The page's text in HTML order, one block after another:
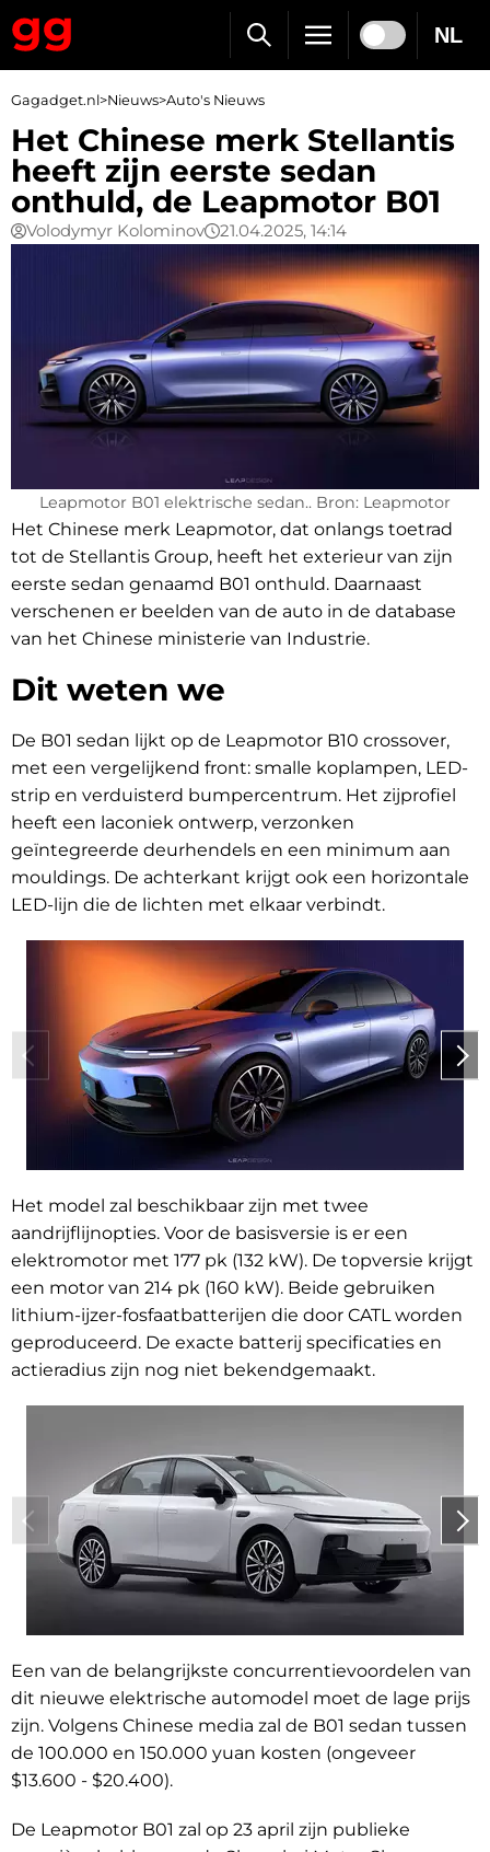
NL
Gagadget.nl>Nieuws>Auto's Nieuws
Het Chinese merk Stellantis
heeft zijn eerste sedan
onthuld, de Leapmotor B01
Volodymyr Kolominov 21.04.2025, 14:14
Leapmotor B01 elektrische sedan.. Bron: Leapmotor
Het Chinese merk Leapmotor, dat onlangs toetrad
tot de Stellantis Group, heeft het exterieur van zijn
eerste sedan genaamd B01 onthuld. Daarnaast
verschenen er beelden van de auto in de database
van het Chinese ministerie van Industrie.
Dit weten we
De B01 sedan lijkt op de Leapmotor B10 crossover,
met een vergelijkend front: smalle koplampen, LED-
strip en verduisterd bumpercentrum. Het zijprofiel
heeft een laconiek ontwerp, verzonken
geïntegreerde deurhendels en een minimum aan
mouldings. De achterkant krijgt ook een horizontale
LED-lijn die de lichten met elkaar verbindt.
Het model zal beschikbaar zijn met twee
aandrijflijnopties. Voor de basisversie is er een
elektromotor met 177 pk (132 kW). De topversie krijgt
een motor van 214 pk (160 kW). Beide gebruiken
lithium-ijzer-fosfaatbatterijen die door CATL worden
geproduceerd. De exacte batterij specificaties en
actieradius zijn nog niet bekendgemaakt.
Een van de belangrijkste concurrentievoordelen van
dit nieuwe elektrische automodel moet de lage prijs
zijn. Volgens Chinese media zal de B01 sedan tussen
de 100.000 en 150.000 yuan kosten (ongeveer
$13.600 - $20.400).
De Leapmotor B01 zal op 23 april zijn publieke